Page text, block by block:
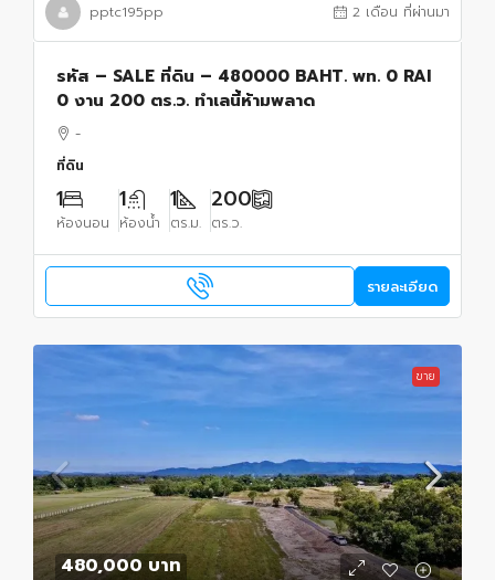
pptc195pp 2 เดือน ที่ผ่านมา
รหัส – SALE ที่ดิน – 480000 BAHT. พท. 0 RAI
0 งาน 200 ตร.ว. ทำเลนี้ห้ามพลาด
-
ที่ดิน
1
ห้องนอน
1
ห้องน้ำ
1
ตร.ม.
200
ตร.ว.
รายละเอียด
ขาย
480,000 บาท